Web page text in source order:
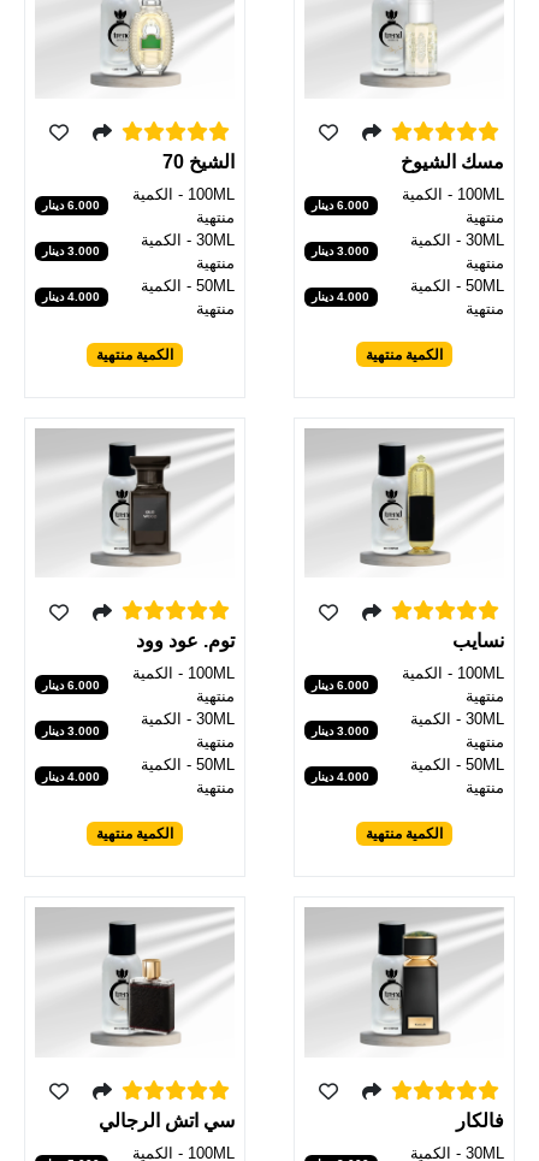
مسك الشيوخ
100ML - الكمية
منتهية
6.000 دينار
30ML - الكمية
منتهية
3.000 دينار
50ML - الكمية
منتهية
4.000 دينار
الكمية منتهية
الشيخ 70
100ML - الكمية
منتهية
6.000 دينار
30ML - الكمية
منتهية
3.000 دينار
50ML - الكمية
منتهية
4.000 دينار
الكمية منتهية
نسايب
100ML - الكمية
منتهية
6.000 دينار
30ML - الكمية
منتهية
3.000 دينار
50ML - الكمية
منتهية
4.000 دينار
الكمية منتهية
توم. عود وود
100ML - الكمية
منتهية
6.000 دينار
30ML - الكمية
منتهية
3.000 دينار
50ML - الكمية
منتهية
4.000 دينار
الكمية منتهية
فالكار
30ML - الكمية
سي اتش الرجالي
100ML - الكمية